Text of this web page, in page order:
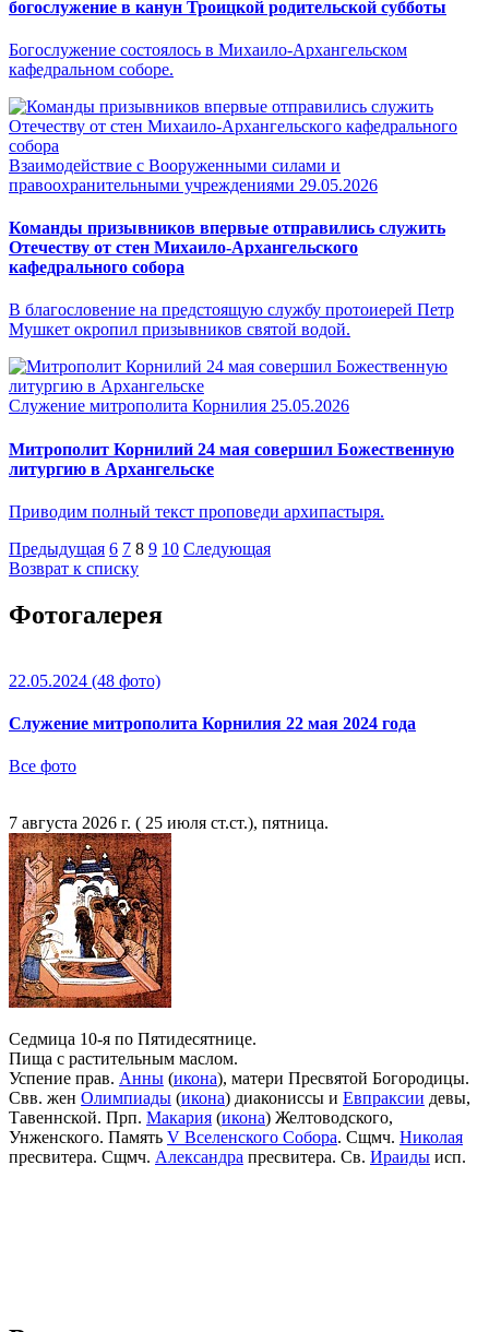
богослужение в канун Троицкой родительской субботы
Богослужение состоялось в Михаило-Архангельском
кафедральном соборе.
Взаимодействие с Вооруженными силами и
правоохранительными учреждениями 29.05.2026
Команды призывников впервые отправились служить
Отечеству от стен Михаило-Архангельского
кафедрального собора
В благословение на предстоящую службу протоиерей Петр
Мушкет окропил призывников святой водой.
Служение митрополита Корнилия 25.05.2026
Митрополит Корнилий 24 мая совершил Божественную
литургию в Архангельске
Приводим полный текст проповеди архипастыря.
Предыдущая 6 7 8 9 10 Следующая
Возврат к списку
Фотогалерея
22.05.2024 (48 фото)
Служение митрополита Корнилия 22 мая 2024 года
Все фото
7 августа 2026 г. ( 25 июля ст.ст.), пятница.
Седмица 10-я по Пятидесятнице.
Пища с растительным маслом.
Успение прав. Анны (икона), матери Пресвятой Богородицы.
Свв. жен Олимпиады (икона) диакониссы и Евпраксии девы,
Тавеннской. Прп. Макария (икона) Желтоводского,
Унженского. Память V Вселенского Собора. Сщмч. Николая
пресвитера. Сщмч. Александра пресвитера. Св. Ираиды исп.